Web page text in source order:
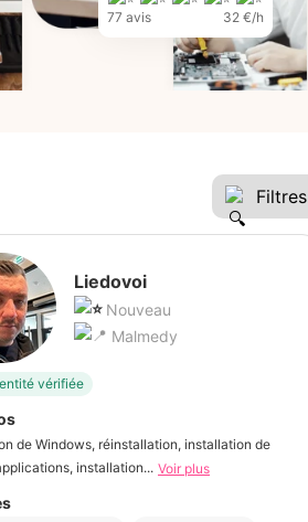
77 avis 32 €/h
Filtres
Liedovoi
Nouveau
Malmedy
vérifiée
de Windows, réinstallation, installation de
installation... Voir plus